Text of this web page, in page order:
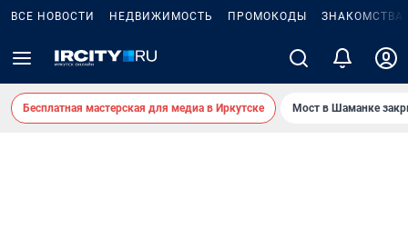
ВСЕ НОВОСТИ НЕДВИЖИМОСТЬ ПРОМОКОДЫ ЗНАКОМСТВА
Бесплатная мастерская для медиа в Иркутске Мост в Шаманке